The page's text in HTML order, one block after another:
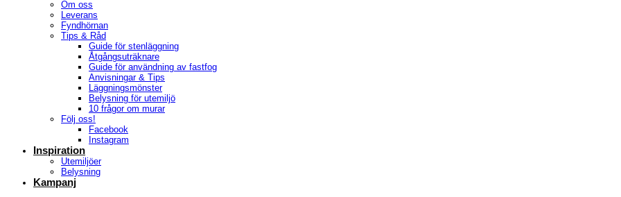
Om oss
Leverans
Fyndhörnan
Tips & Råd
Guide för stenläggning
Åtgångsuträknare
Guide för användning av fastfog
Anvisningar & Tips
Läggningsmönster
Belysning för utemiljö
10 frågor om murar
Följ oss!
Facebook
Instagram
Inspiration
Utemiljöer
Belysning
Kampanj